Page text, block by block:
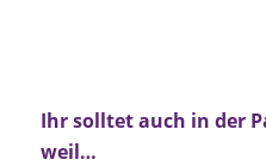
Ihr solltet auch in der
weil…